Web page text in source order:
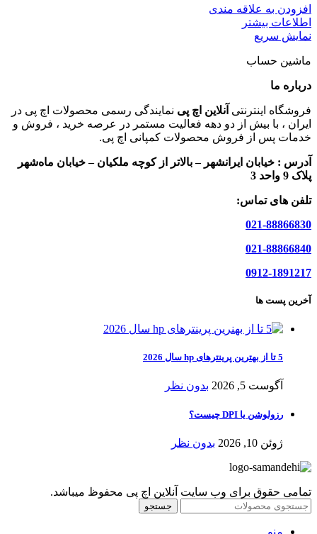
افزودن به علاقه مندی
اطلاعات بیشتر
نمایش سریع
ماشین حساب
درباره ما
فروشگاه اینترنتی آنلاین اچ پی نمایندگی رسمی محصولات اچ پی در
ایران ، با بیش از دو دهه فعالیت مستمر در عرصه خرید ، فروش و
خدمات پس از فروش محصولات کمپانی اچ پی.
آدرس : خیابان ایرانشهر – بالاتر از کوچه ملکیان – خیابان ماه‌شهر
پلاک 9 واحد 3
تلفن های تماس:
021-88866830
021-88866840
0912-1891217
آخرین پست ها
5 تا از بهترین پرینترهای hp سال 2026
آگوست 5, 2026 بدون نظر
رزولوشن یا DPI چیست؟
ژوئن 10, 2026 بدون نظر
تمامی حقوق برای وب سایت آنلاین اچ پی محفوظ میباشد.
جستجو
منو